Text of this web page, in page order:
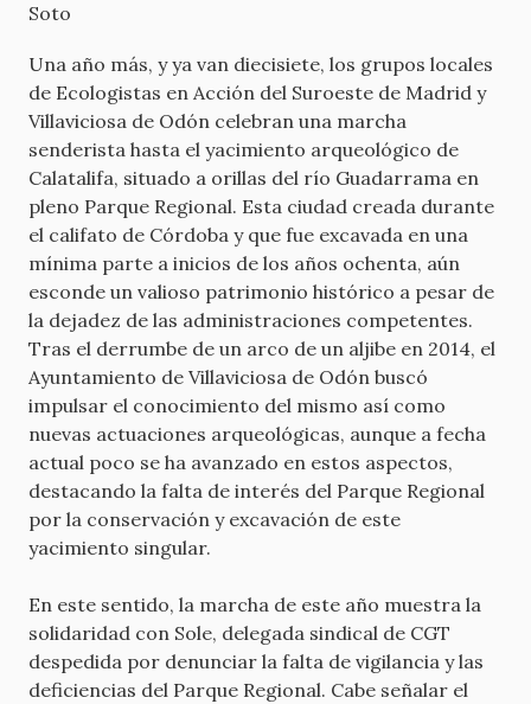
Soto
Una año más, y ya van diecisiete, los grupos locales
de Ecologistas en Acción del Suroeste de Madrid y
Villaviciosa de Odón celebran una marcha
senderista hasta el yacimiento arqueológico de
Calatalifa, situado a orillas del río Guadarrama en
pleno Parque Regional. Esta ciudad creada durante
el califato de Córdoba y que fue excavada en una
mínima parte a inicios de los años ochenta, aún
esconde un valioso patrimonio histórico a pesar de
la dejadez de las administraciones competentes.
Tras el derrumbe de un arco de un aljibe en 2014, el
Ayuntamiento de Villaviciosa de Odón buscó
impulsar el conocimiento del mismo así como
nuevas actuaciones arqueológicas, aunque a fecha
actual poco se ha avanzado en estos aspectos,
destacando la falta de interés del Parque Regional
por la conservación y excavación de este
yacimiento singular.
En este sentido, la marcha de este año muestra la
solidaridad con Sole, delegada sindical de CGT
despedida por denunciar la falta de vigilancia y las
deficiencias del Parque Regional. Cabe señalar el